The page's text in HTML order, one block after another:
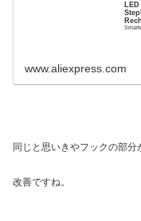
www.aliexpress.com
同じと思いきやフックの部分
改善ですね。